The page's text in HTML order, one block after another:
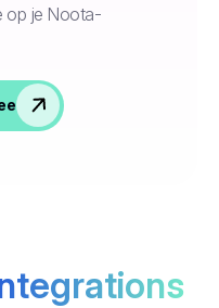
op je Noota-